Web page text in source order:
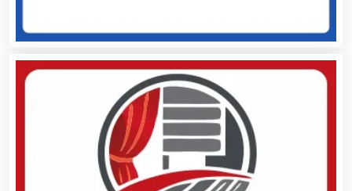
Automóviles Nuevos y Usados
Autopartes Eléctricas
Avaluos